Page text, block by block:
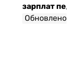
зарплат
Обновлено